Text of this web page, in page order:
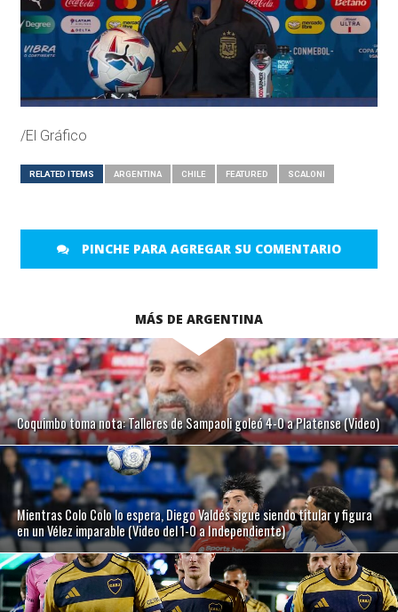
/El Gráfico
RELATED ITEMS ARGENTINA CHILE FEATURED SCALONI
PINCHE PARA AGREGAR SU COMENTARIO
MÁS DE ARGENTINA
Coquimbo toma nota: Talleres de Sampaoli goleó 4-0 a Platense (Video)
Mientras Colo Colo lo espera, Diego Valdés sigue siendo titular y figura
en un Vélez imparable (Video del 1-0 a Independiente)